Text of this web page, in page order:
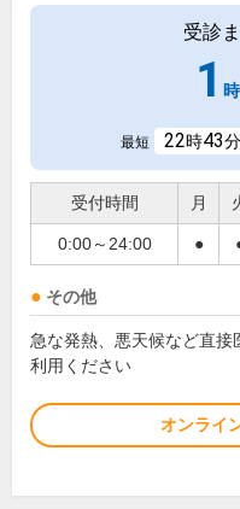
受診
1
最短 22時43
受付時間 月
0:00～24:00 ●
その他
急な発熱、悪天候など直
利用ください
オンライ